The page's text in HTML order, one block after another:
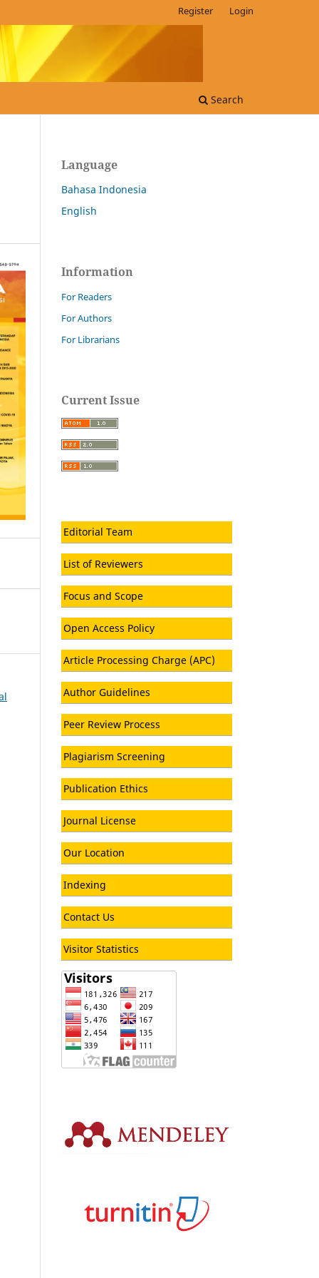
Search
Register Login
Language
Bahasa Indonesia
English
Information
For Readers
For Authors
For Librarians
Current Issue
Editorial Team
List of Reviewers
Focus and Scope
Open Access Policy
Article Processing Charge (APC)
Author Guidelines
Peer Review Process
Plagiarism Screening
Publication Ethics
Journal License
Our Location
Indexing
Contact Us
Visitor Statistics